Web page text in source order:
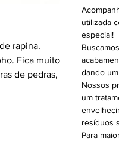
rapina.
Fica muito
de pedras,
utilizada
especial!
dando
Nossos
um
resíduos
Para